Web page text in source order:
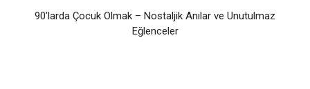
90’larda Çocuk Olmak – Nostaljik Anılar ve Unutulmaz
Eğlenceler